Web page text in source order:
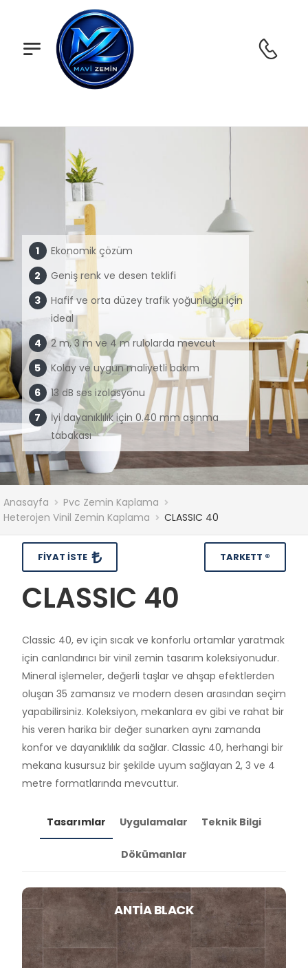
Ekonomik çözüm
Geniş renk ve desen teklifi
Hafif ve orta düzey trafik yoğunluğu için
ideal
2 m, 3 m ve 4 m rulolarda mevcut
Kolay ve uygun maliyetli bakım
13 dB ses izolasyonu
İyi dayanıklılık için 0.40 mm aşınma
tabakası
Anasayfa
Pvc Zemin Kaplama
Heterojen Vinil Zemin Kaplama
CLASSIC 40
TARKETT ®
FIYAT İSTE
CLASSIC 40
Classic 40, ev için sıcak ve konforlu ortamlar yaratmak
için canlandırıcı bir vinil zemin tasarım koleksiyonudur.
Mineral işlemeler, değerli taşlar ve ahşap efektlerden
oluşan 35 zamansız ve modern desen arasından seçim
yapabilirsiniz. Koleksiyon, mekanlara ev gibi ve rahat bir
his veren harika bir değer sunarken aynı zamanda
konfor ve dayanıklılık da sağlar. Classic 40, herhangi bir
mekana kusursuz bir şekilde uyum sağlayan 2, 3 ve 4
metre formatlarında mevcuttur.
Tasarımlar Uygulamalar Teknik Bilgi
Dökümanlar
ANTIA BLACK